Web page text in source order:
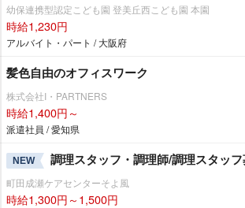
幼保連携型認定こども園 登美丘西こども園 本園
時給1,230円
アルバイト・パート / 大阪府
髪色自由のオフィスワーク
株式会社I・PARTNERS
時給1,400円～
派遣社員 / 愛知県
NEW 調理スタッフ・調理師/調理スタッ
町田成瀬ケアセンターそよ風
時給1,300円～1,500円